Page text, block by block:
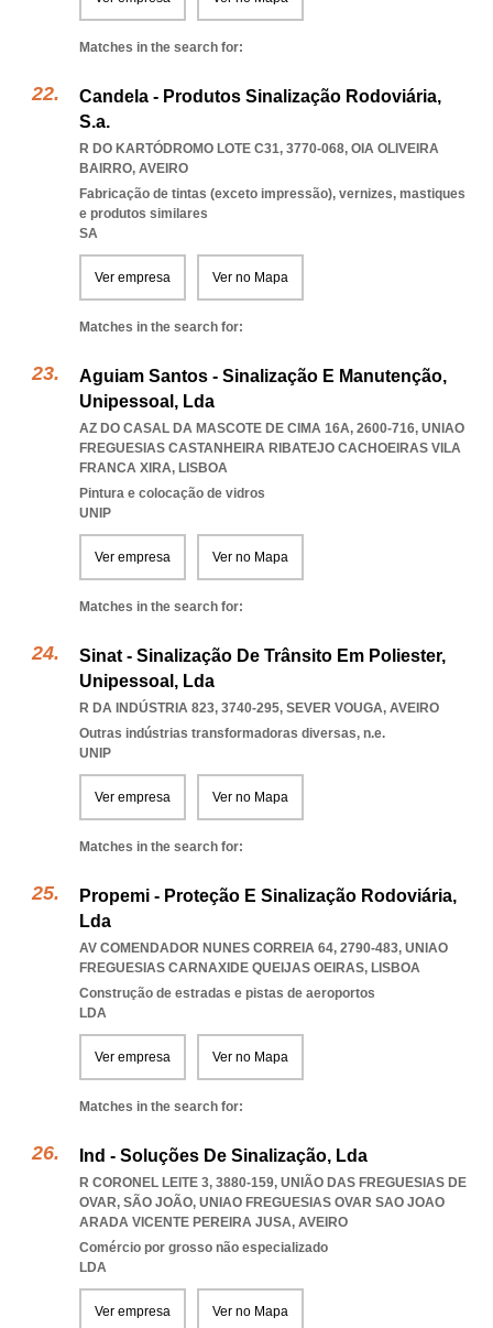
Matches in the search for:
Candela - Produtos Sinalização Rodoviária,
S.a.
R DO KARTÓDROMO LOTE C31, 3770-068, OIA OLIVEIRA
BAIRRO, AVEIRO
Fabricação de tintas (exceto impressão), vernizes, mastiques
e produtos similares
SA
Ver empresa Ver no Mapa
Matches in the search for:
Aguiam Santos - Sinalização E Manutenção,
Unipessoal, Lda
AZ DO CASAL DA MASCOTE DE CIMA 16A, 2600-716, UNIAO
FREGUESIAS CASTANHEIRA RIBATEJO CACHOEIRAS VILA
FRANCA XIRA, LISBOA
Pintura e colocação de vidros
UNIP
Ver empresa Ver no Mapa
Matches in the search for:
Sinat - Sinalização De Trânsito Em Poliester,
Unipessoal, Lda
R DA INDÚSTRIA 823, 3740-295, SEVER VOUGA, AVEIRO
Outras indústrias transformadoras diversas, n.e.
UNIP
Ver empresa Ver no Mapa
Matches in the search for:
Propemi - Proteção E Sinalização Rodoviária,
Lda
AV COMENDADOR NUNES CORREIA 64, 2790-483, UNIAO
FREGUESIAS CARNAXIDE QUEIJAS OEIRAS, LISBOA
Construção de estradas e pistas de aeroportos
LDA
Ver empresa Ver no Mapa
Matches in the search for:
Ind - Soluções De Sinalização, Lda
R CORONEL LEITE 3, 3880-159, UNIÃO DAS FREGUESIAS DE
OVAR, SÃO JOÃO, UNIAO FREGUESIAS OVAR SAO JOAO
ARADA VICENTE PEREIRA JUSA, AVEIRO
Comércio por grosso não especializado
LDA
Ver empresa Ver no Mapa